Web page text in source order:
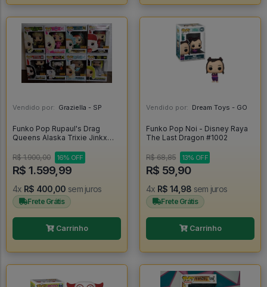
Vendido por: Graziella - SP
Funko Pop Rupaul's Drag
Queens Alaska Trixie Jinkx
Pabllo Drags - Rupaul Drags
Race #1
R$ 1.900,00 16% OFF
R$ 1.599,99
4x R$ 400,00 sem juros
Frete Grátis
Carrinho
Vendido por: Dream Toys - GO
Funko Pop Noi - Disney Raya
The Last Dragon #1002
R$ 68,85 13% OFF
R$ 59,90
4x R$ 14,98 sem juros
Frete Grátis
Carrinho